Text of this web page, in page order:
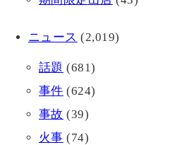
ニュース (2,019)
話題 (681)
事件 (624)
事故 (39)
火事 (74)